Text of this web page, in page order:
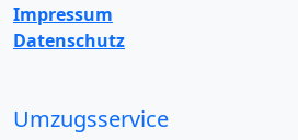
Impressum
Datenschutz
Umzugsservice